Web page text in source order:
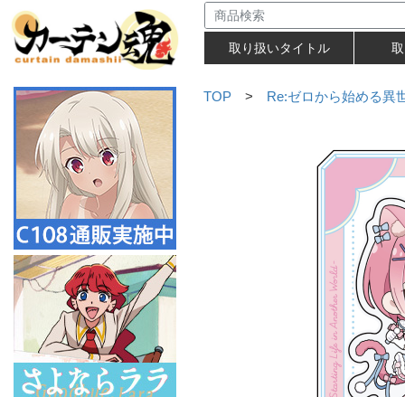
取り扱いタイトル
TOP > Re:ゼロから始める異